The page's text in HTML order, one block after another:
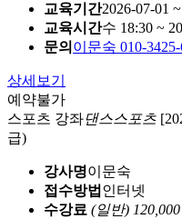
교육기간2026-07-01
교육시간수 18:30 ~
문의 이문숙 010-
상세보기
예약불가
스포츠 강좌댄스스포츠
급)
강사명이문숙
접수방법 인터넷
수강료 (일반) 120,000